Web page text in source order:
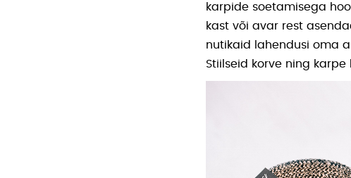
karpide soetamisega
kast või avar rest
nutikaid lahendusi oma
Stiilseid korve ning karpe